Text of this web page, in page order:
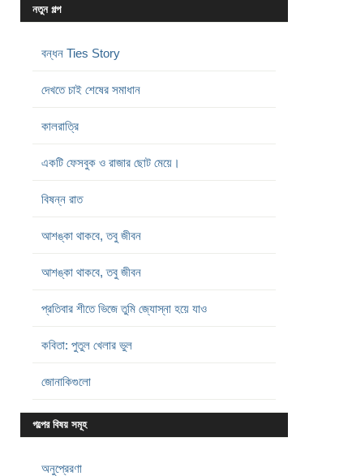
নতুন গল্প
বন্ধন Ties Story
দেখতে চাই শেষের সমাধান
কালরাত্রি
একটি ফেসবুক ও রাজার ছোট মেয়ে।
বিষন্ন রাত
আশঙ্কা থাকবে, তবু জীবন
আশঙ্কা থাকবে, তবু জীবন
প্রতিবার শীতে ভিজে তুমি জ্যোস্না হয়ে যাও
কবিতা: পুতুল খেলার ভুল
জোনাকিগুলো
গল্পের বিষয় সমূহ
অনুপ্রেরণা